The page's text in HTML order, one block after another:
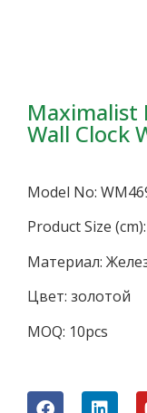
Maximalist
Wall Clock
Model No:
Product Size
Материал:
Цвет: золотой
MOQ: 10pcs